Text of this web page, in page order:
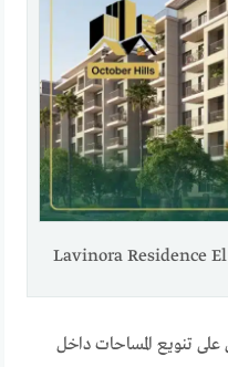
تنويع المساحات داخل